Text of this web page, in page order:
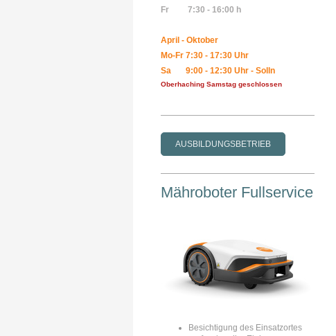
Fr 7:30 - 16:00 h
April - Oktober
Mo-Fr 7:30 - 17:30 Uhr
Sa 9:00 - 12:30 Uhr - Solln
Oberhaching Samstag geschlossen
AUSBILDUNGSBETRIEB
Mähroboter Fullservice
Besichtigung des Einsatzortes